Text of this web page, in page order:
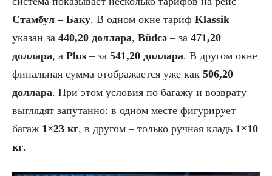
Стамбул – Баку. В одном окне тариф Klassik
указан за 440,20 доллара, Büdcə – за 471,20
доллара, а Plus – за 541,20 доллара. В другом окне
финальная сумма отображается уже как 506,20
доллара. При этом условия по багажу и возврату
выглядят запутанно: в одном месте фигурирует
багаж 1×23 кг, в другом – только ручная кладь 1×10
кг.